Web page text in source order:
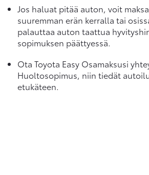
Jos haluat pitää auton, voit
suuremman erän kerralla tai
palauttaa auton taattua
sopimuksen päättyessä.
Ota Toyota Easy Osamaksusi
Huoltosopimus, niin tiedät
etukäteen.